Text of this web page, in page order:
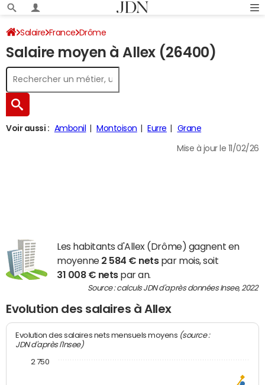
Salaire France Drôme
Salaire moyen à Allex (26400)
Voir aussi : Ambonil Montoison Eurre Grane
Mise à jour le 11/02/26
Les habitants d'Allex (Drôme) gagnent en
moyenne 2 584 € netspar mois, soit
31 008 € netspar an.
Source : calculs JDN d'après données Insee, 2022
Evolution des salaires à Allex
Evolution des salaires nets mensuels moyens (source :
JDN d'après l'Insee)
2 750